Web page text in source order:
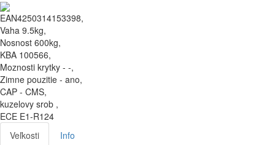
EAN4250314153398,
Vaha 9.5kg,
Nosnost 600kg,
KBA 100566,
Moznosti krytky - -,
Zimne pouzitie - ano,
CAP - CMS,
kuzelovy srob ,
ECE E1-R124
Veľkosti
Info